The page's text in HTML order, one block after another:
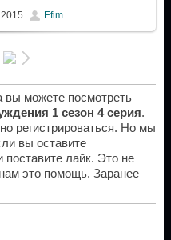
Efim
вы можете посмотреть
1 сезон 4 серия.
регистрироваться. Но мы
вы оставите
лайк. Это не
это помощь. Заранее